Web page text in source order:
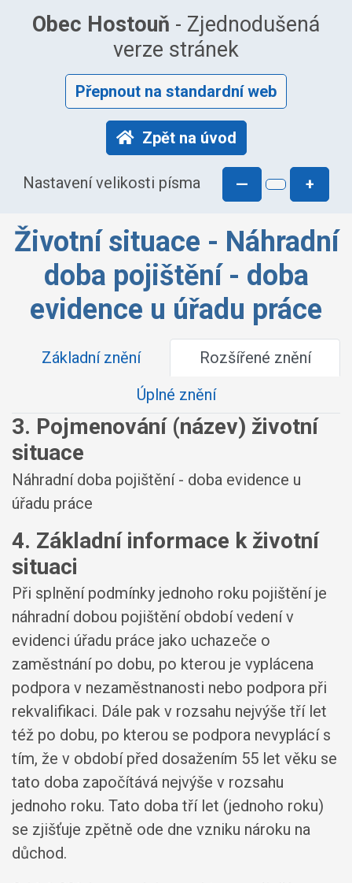
Obec Hostouň - Zjednodušená
verze stránek
Přepnout na standardní web
Zpět na úvod
Nastavení velikosti písma — +
Životní situace - Náhradní
doba pojištění - doba
evidence u úřadu práce
Základní znění
Rozšířené znění
Úplné znění
3. Pojmenování (název) životní
situace
Náhradní doba pojištění - doba evidence u
úřadu práce
4. Základní informace k životní
situaci
Při splnění podmínky jednoho roku pojištění je
náhradní dobou pojištění období vedení v
evidenci úřadu práce jako uchazeče o
zaměstnání po dobu, po kterou je vyplácena
podpora v nezaměstnanosti nebo podpora při
rekvalifikaci. Dále pak v rozsahu nejvýše tří let
též po dobu, po kterou se podpora nevyplácí s
tím, že v období před dosažením 55 let věku se
tato doba započítává nejvýše v rozsahu
jednoho roku. Tato doba tří let (jednoho roku)
se zjišťuje zpětně ode dne vzniku nároku na
důchod.